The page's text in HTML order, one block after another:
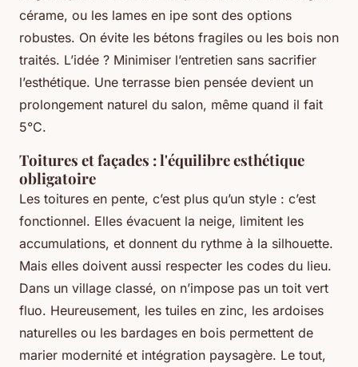
cérame, ou les lames en ipe sont des options
robustes. On évite les bétons fragiles ou les bois non
traités. L’idée ? Minimiser l’entretien sans sacrifier
l’esthétique. Une terrasse bien pensée devient un
prolongement naturel du salon, même quand il fait
5°C.
Toitures et façades : l'équilibre esthétique
obligatoire
Les toitures en pente, c’est plus qu’un style : c’est
fonctionnel. Elles évacuent la neige, limitent les
accumulations, et donnent du rythme à la silhouette.
Mais elles doivent aussi respecter les codes du lieu.
Dans un village classé, on n’impose pas un toit vert
fluo. Heureusement, les tuiles en zinc, les ardoises
naturelles ou les bardages en bois permettent de
marier modernité et intégration paysagère. Le tout,